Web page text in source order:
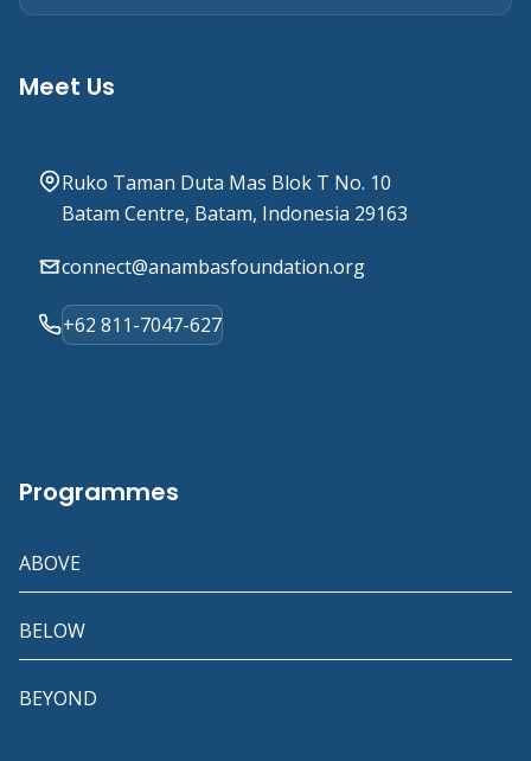
Meet Us
Ruko Taman Duta Mas Blok T No. 10
Batam Centre, Batam, Indonesia 29163
connect@anambasfoundation.org
+62 811-7047-627
Programmes
ABOVE
BELOW
BEYOND